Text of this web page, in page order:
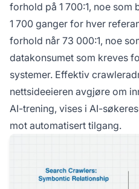
forhold på 1 700:1, noe
1 700 ganger for hver
forhold når 73 000:1, noe
datakonsumet som kreves
systemer. Effektiv
nettsideeieren avgjøre om
AI-trening, vises i AI-
mot automatisert tilgang.